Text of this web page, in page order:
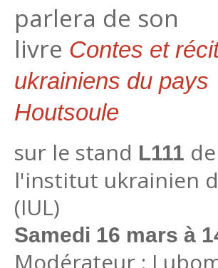
parlera de son
livre Contes et
ukrainiens du pays
Houtsoule
sur le stand L111 de
l'institut ukrainien
(IUL)
Samedi 16 mars à
Modérateur :